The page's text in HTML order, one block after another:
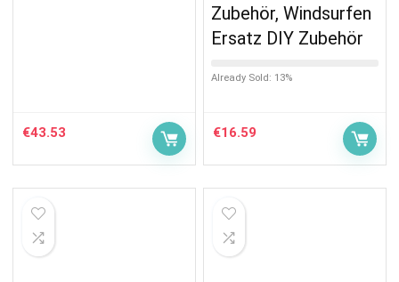
€43.53
Zubehör, Windsurfen
Ersatz DIY Zubehör
Already Sold: 13%
€16.59